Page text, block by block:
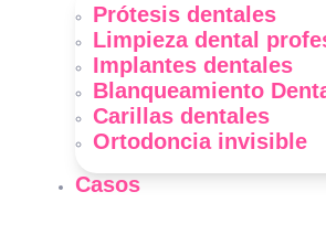
Prótesis dentales
Limpieza dental
Implantes dentales
Blanqueamiento
Carillas dentales
Ortodoncia invisible
Casos